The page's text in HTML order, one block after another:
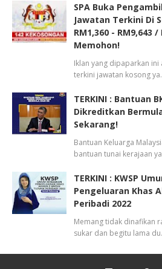
SPA Buka
Jawatan Terkini Di
RM1,360 - RM9,643
Memohon!
Iklan yang dipaparkan
terkini jawatan kosong
TERKINI : Bantuan
Dikreditkan
Sekarang!
Bantuan Keluarga
bantuan tunai kerajaan
TERKINI : KWSP
Pengeluaran Khas
Peribadi 2022
Memang tidak dinafikan
sukar dan begitu lama